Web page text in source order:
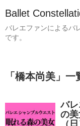
Ballet
バレエファンによるバ
です。
「 橋本尚美 」 一
バ
の
（